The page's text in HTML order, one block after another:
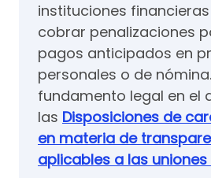
instituciones
cobrar penalizaciones
pagos anticipados en
personales o de
fundamento legal en el
las Disposiciones de
en materia de
aplicables a las